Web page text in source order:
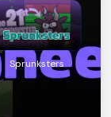
Sprunksters